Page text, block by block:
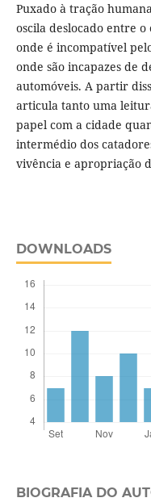
Puxado à tração
oscila deslocado entre
onde é incompatível
onde são incapazes de
automóveis. A partir
articula tanto uma
papel com a cidade
intermédio dos
vivência e apropriação
DOWNLOADS
BIOGRAFIA DO